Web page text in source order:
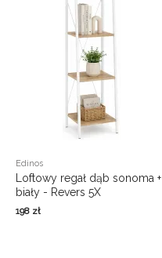
Edinos
Loftowy regał dąb sonoma +
biały - Revers 5X
198 zł